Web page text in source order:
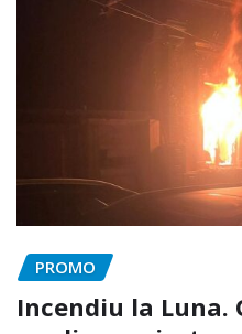
PROMO
Incendiu la Luna.